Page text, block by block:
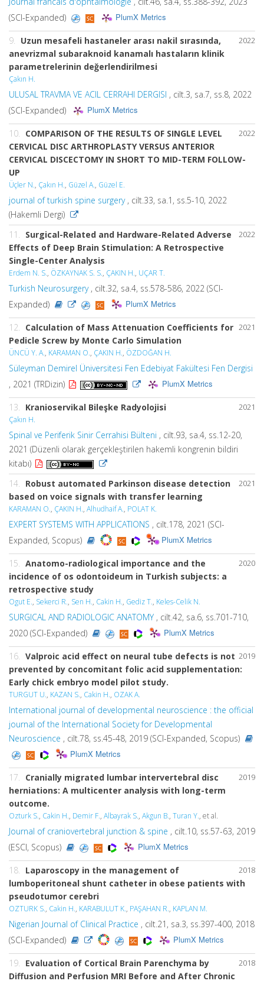
(SCI-Expanded)
PlumX Metrics
2022
9. Uzun mesafeli hastaneler arası nakil sırasında,
anevrizmal subaraknoid kanamalı hastaların klinik
parametrelerinin değerlendirilmesi
Çakın H.
ULUSAL TRAVMA VE ACIL CERRAHI DERGISI , cilt.3, sa.7, ss.8, 2022
(SCI-Expanded)
PlumX Metrics
2022
10. COMPARISON OF THE RESULTS OF SINGLE LEVEL
CERVICAL DISC ARTHROPLASTY VERSUS ANTERIOR
CERVICAL DISCECTOMY IN SHORT TO MID-TERM FOLLOW-
UP
Üçler N., Çakın H., Güzel A., Güzel E.
journal of turkish spine surgery, cilt.33, sa.1, ss.5-10, 2022
(Hakemli Dergi)
2022
11. Surgical-Related and Hardware-Related Adverse
Effects of Deep Brain Stimulation: A Retrospective
Single-Center Analysis
Erdem N. S., ÖZKAYNAK S. S., ÇAKIN H., UÇAR T.
Turkish Neurosurgery, cilt.32, sa.4, ss.578-586, 2022 (SCI-
Expanded)
PlumX Metrics
2021
12. Calculation of Mass Attenuation Coefficients for
Pedicle Screw by Monte Carlo Simulation
ÜNCÜ Y. A., KARAMAN O., ÇAKIN H., ÖZDOĞAN H.
Süleyman Demirel Üniversitesi Fen Edebiyat Fakültesi Fen Dergisi
, 2021 (TRDizin)
PlumX Metrics
2021
13. Kranioservikal Bileşke Radyolojisi
Çakın H.
Spinal ve Periferik Sinir Cerrahisi Bülteni , cilt.93, sa.4, ss.12-20,
2021 (Düzenli olarak gerçekleştirilen hakemli kongrenin bildiri
kitabı)
2021
14. Robust automated Parkinson disease detection
based on voice signals with transfer learning
KARAMAN O., ÇAKIN H., Alhudhaif A., POLAT K.
EXPERT SYSTEMS WITH APPLICATIONS , cilt.178, 2021 (SCI-
Expanded, Scopus)
PlumX Metrics
2020
15. Anatomo-radiological importance and the
incidence of os odontoideum in Turkish subjects: a
retrospective study
Ogut E., Sekerci R., Sen H., Cakin H., Gediz T., Keles-Celik N.
SURGICAL AND RADIOLOGIC ANATOMY , cilt.42, sa.6, ss.701-710,
2020 (SCI-Expanded)
PlumX Metrics
2019
16. Valproic acid effect on neural tube defects is not
prevented by concomitant folic acid supplementation:
Early chick embryo model pilot study.
TURGUT U., KAZAN S., Cakin H., OZAK A.
International journal of developmental neuroscience : the official
journal of the International Society for Developmental
Neuroscience , cilt.78, ss.45-48, 2019 (SCI-Expanded, Scopus)
PlumX Metrics
2019
17. Cranially migrated lumbar intervertebral disc
herniations: A multicenter analysis with long-term
outcome.
Ozturk S., Cakin H., Demir F., Albayrak S., Akgun B., Turan Y., et al.
Journal of craniovertebral junction & spine , cilt.10, ss.57-63, 2019
(ESCI, Scopus)
PlumX Metrics
2018
18. Laparoscopy in the management of
lumboperitoneal shunt catheter in obese patients with
pseudotumor cerebri
OZTURK S., Cakin H., KARABULUT K., PAŞAHAN R., KAPLAN M.
Nigerian Journal of Clinical Practice , cilt.21, sa.3, ss.397-400, 2018
(SCI-Expanded)
PlumX Metrics
2018
19. Evaluation of Cortical Brain Parenchyma by
Diffusion and Perfusion MRI Before and After Chronic